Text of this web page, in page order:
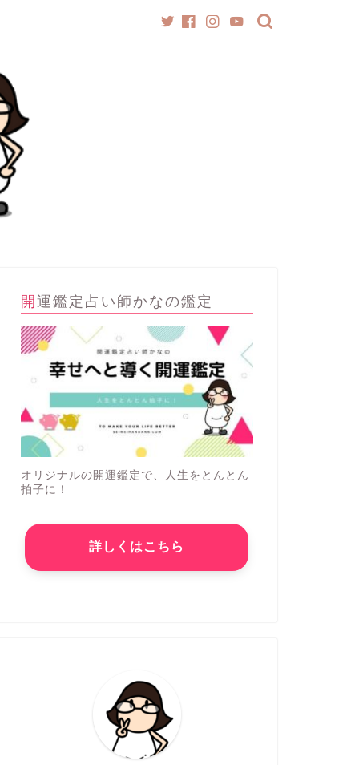
開運鑑定占い師かなの鑑定
オリジナルの開運鑑定で、人生をとんとん
拍子に！
詳しくはこちら